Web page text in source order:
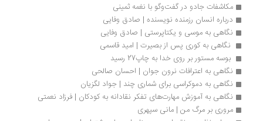
مکاشفات جادو در گفت‌وگو با نغمه ثمینی
درباره انسان رزمنده نویسنده | صادق وفایی
نگاهی به موسی و یکتاپرستی | صادق وفایی
نگاهی به کوری پس از بصیرت | امید قاسمی
بوسه مستور بر روی خدا به چاپ27 رسید
نگاهی به اعترافات نرون جوان | احسان صالحی
نگاهی به دموکراسی برای شماری چند | جواد لگزیان
نگاهی به آموزش مهارت‌های تفکر نقادانه به کودکان | فرزاد نعمتی
مروری بر مرگ من | مانی سپهری